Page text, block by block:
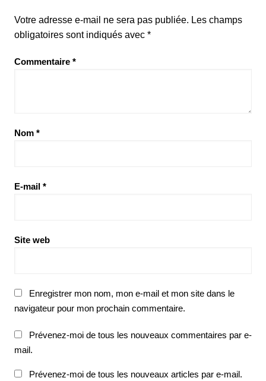
Votre adresse e-mail ne sera pas publiée. Les champs
obligatoires sont indiqués avec *
Commentaire *
Nom *
E-mail *
Site web
Enregistrer mon nom, mon e-mail et mon site dans le
navigateur pour mon prochain commentaire.
Prévenez-moi de tous les nouveaux commentaires par e-
mail.
Prévenez-moi de tous les nouveaux articles par e-mail.